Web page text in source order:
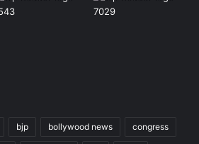
bjp bollywood news congress